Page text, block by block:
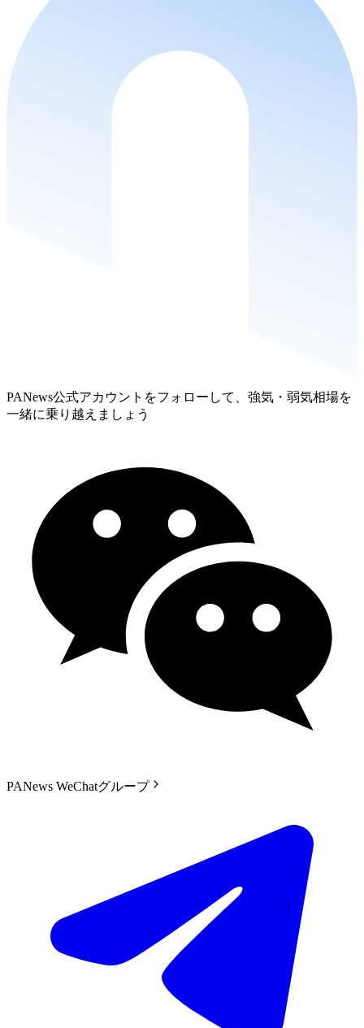
PANews公式アカウントをフォローして、強気・弱気相場を
一緒に乗り越えましょう
PANews WeChatグループ